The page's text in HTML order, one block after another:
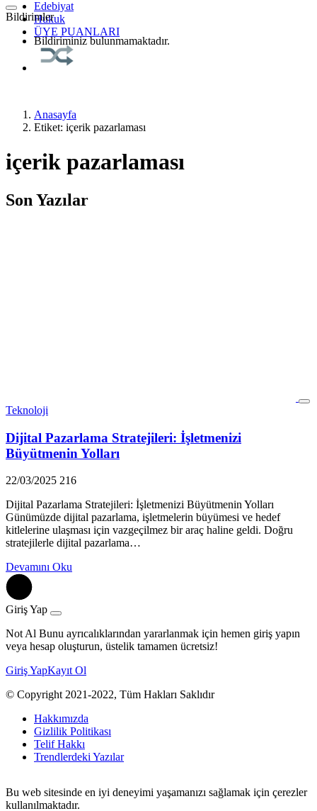
Edebiyat
Hukuk
ÜYE PUANLARI
Bildirimler
Bildiriminiz bulunmamaktadır.
Anasayfa
Etiket: içerik pazarlaması
içerik pazarlaması
Son Yazılar
Teknoloji
Dijital Pazarlama Stratejileri: İşletmenizi
Büyütmenin Yolları
22/03/2025 216
Dijital Pazarlama Stratejileri: İşletmenizi Büyütmenin Yolları
Günümüzde dijital pazarlama, işletmelerin büyümesi ve hedef
kitlelerine ulaşması için vazgeçilmez bir araç haline geldi. Doğru
stratejilerle dijital pazarlama…
Devamını Oku
Giriş Yap
Not Al Bunu ayrıcalıklarından yararlanmak için hemen giriş yapın
veya hesap oluşturun, üstelik tamamen ücretsiz!
Giriş YapKayıt Ol
© Copyright 2021-2022, Tüm Hakları Saklıdır
Hakkımızda
Gizlilik Politikası
Telif Hakkı
Trendlerdeki Yazılar
Bu web sitesinde en iyi deneyimi yaşamanızı sağlamak için çerezler
kullanılmaktadır.